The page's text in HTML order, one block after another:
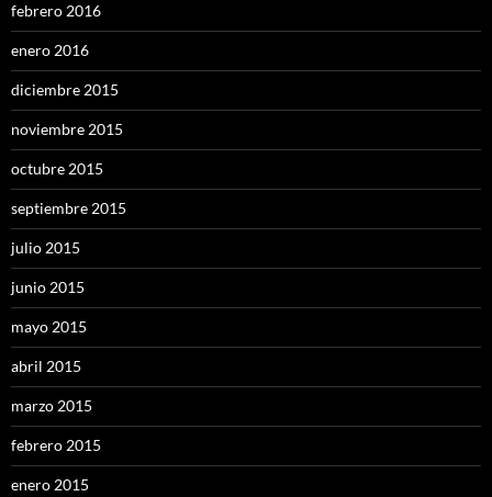
febrero 2016
enero 2016
diciembre 2015
noviembre 2015
octubre 2015
septiembre 2015
julio 2015
junio 2015
mayo 2015
abril 2015
marzo 2015
febrero 2015
enero 2015